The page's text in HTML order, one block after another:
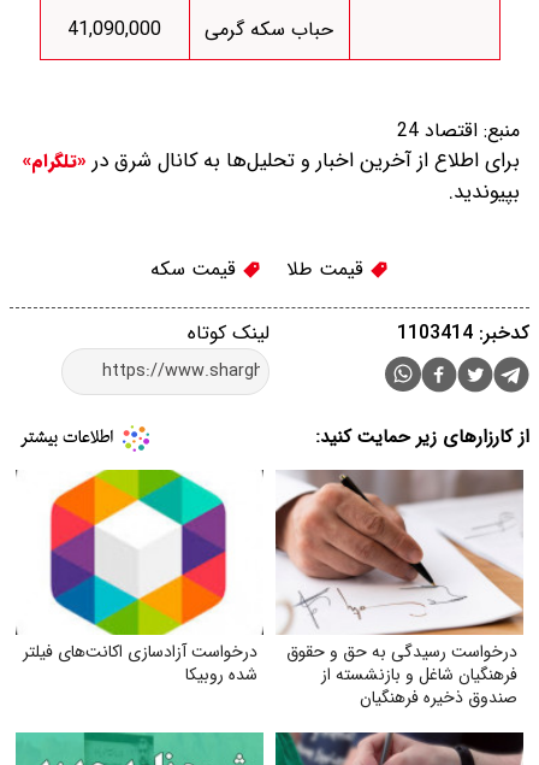
حباب سکه گرمی 41,090,000
منبع: اقتصاد 24
برای اطلاع از آخرین اخبار و تحلیل‌ها به کانال شرق در «تلگرام»
بپیوندید.
قیمت طلا قیمت سکه
لینک کوتاه کدخبر: 1103414
از کارزارهای زیر حمایت کنید:
درخواست رسیدگی به حق و حقوق
فرهنگیان شاغل و بازنشسته از
صندوق ذخیره فرهنگیان
درخواست آزادسازی اکانت‌های فیلتر
شده روبیکا